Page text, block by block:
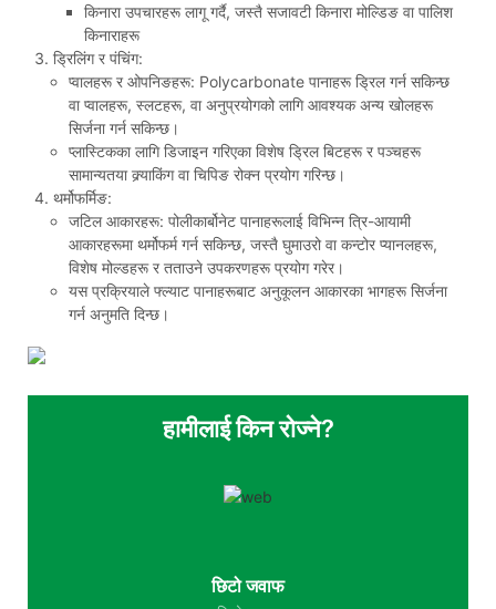
किनारा उपचारहरू लागू गर्दै, जस्तै सजावटी किनारा मोल्डिङ वा पालिश
किनाराहरू
ड्रिलिंग र पंचिंग:
प्वालहरू र ओपनिङहरू: Polycarbonate पानाहरू ड्रिल गर्न सकिन्छ
वा प्वालहरू, स्लटहरू, वा अनुप्रयोगको लागि आवश्यक अन्य खोलहरू
सिर्जना गर्न सकिन्छ।
प्लास्टिकका लागि डिजाइन गरिएका विशेष ड्रिल बिटहरू र पञ्चहरू
सामान्यतया क्र्याकिंग वा चिपिङ रोक्न प्रयोग गरिन्छ।
थर्मोफर्मिङ:
जटिल आकारहरू: पोलीकार्बोनेट पानाहरूलाई विभिन्न त्रि-आयामी
आकारहरूमा थर्मोफर्म गर्न सकिन्छ, जस्तै घुमाउरो वा कन्टोर प्यानलहरू,
विशेष मोल्डहरू र तताउने उपकरणहरू प्रयोग गरेर।
यस प्रक्रियाले फ्ल्याट पानाहरूबाट अनुकूलन आकारका भागहरू सिर्जना
गर्न अनुमति दिन्छ।
हामीलाई किन रोज्ने?
छिटो जवाफ